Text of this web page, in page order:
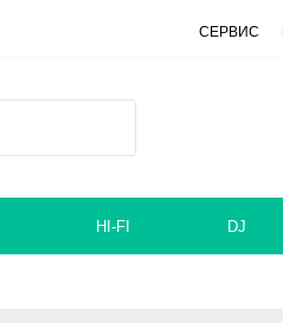
СЕРВИС
HI-FI DJ